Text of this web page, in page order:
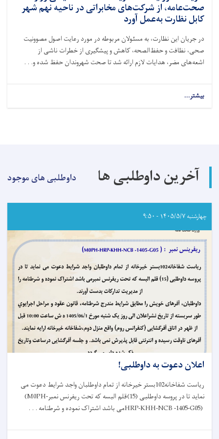
طراح
چارچوب
تحقیق
نشست
آنلاین
برگزار
صحت‌عامه، از شرکت‌های مخابراتی در ناحیه نهم شهر
کابل نظارت به‌عمل آورد
در جریان این نظارت، به مسئولان مربوطه در مورد رعایت اصول مصوونیت
صحی، نظافت و حفظ‌الصحه، کاهش و پیشگیری از خطرات ناشی از
اشعه‌های مضر، هدایات لازم ارائه شد تا صحت شهروندان حفظ شده و. . .
بیشتر...
آمریت
صحت‌عامه،
از
مخابراتی
در
نهم
شهر
کابل
نظارت
به‌عمل
آورد
آخرین داوطلبی ها داوطلبی های موجود
چهارشنبه ۱۴۰۵/۵/۷ - ۹:۵۰
اعلان دعوت به داوطلبی!
ریاست شفاخانه102بستر خیرخانه از تمام داوطلبان واجد شرایط دعوت می
نماید تا در پروسه داوطلبی (15)قلم البسه که تحت ریفرنس نمبر
(M0PH-
HRP-KHH-NCB -1405-G05)می باشد اشتراک نموده و شرطنامه . . .